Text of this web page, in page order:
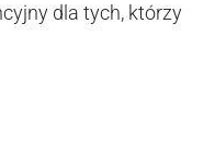
dla tych, którzy